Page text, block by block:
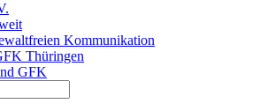
Kommunikation
Thüringen
GFK